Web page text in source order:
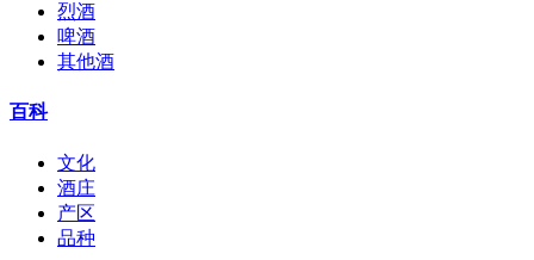
烈酒
啤酒
其他酒
百科
文化
酒庄
产区
品种